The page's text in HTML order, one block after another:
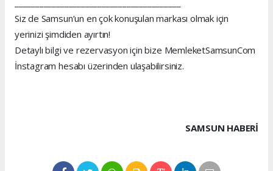
Siz de Samsun’un en çok konuşulan markası olmak için
yerinizi şimdiden ayırtın!
Detaylı bilgi ve rezervasyon için bize MemleketSamsunCom
İnstagram hesabı üzerinden ulaşabilirsiniz.
SAMSUN HABERİ